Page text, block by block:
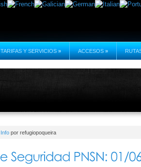
TARIFAS Y SERVICIOS » ACCESOS »
Info por refugiopoqueira